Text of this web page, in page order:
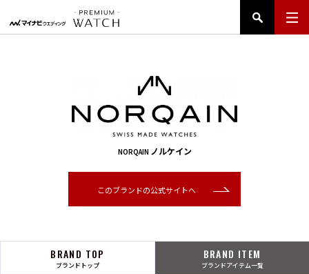
NORQAIN ノルケイン
このブランドの公式サイトへ
BRAND TOP
ブランドトップ
BRAND ITEM
ブランドアイテム一覧